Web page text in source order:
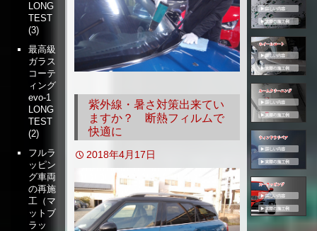
紫外線・暑さ対策出来てい
ますか？ 断熱フィルムで
快適に
2018年4月17日
LONG
TEST
(3)
最高級
ガラス
コーテ
ィング
evo-1
LONG
TEST
(2)
フルラ
ッピン
グ車両
の再施
工（マ
ットブ
ラッ